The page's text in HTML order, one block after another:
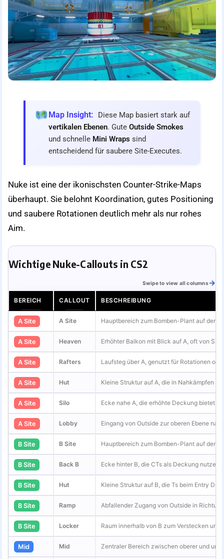
Map Insight:
Diese Map basiert stark auf
vertikalen Ebenen. Gute Outside Smokes
und schnelle Mini Wraps sind
entscheidend für saubere Site-Executes.
Nuke ist eine der ikonischsten Counter-Strike-Maps
überhaupt. Sie belohnt Koordination, gutes Positioning
und saubere Rotationen deutlich mehr als nur rohes
Aim.
Wichtige Nuke-Callouts in CS2
Swipe to view all columns
BEREICH CALLOUT BESCHREIBUNG
A Site A Site Hauptbereich zum Bomben-Plant auf der
A Site Heaven Erhöhter Balkon mit Blick auf A, oft von
A Site Rafters Laufsteg über A, genutzt für Rotationen
A Site Hut Kleine Struktur auf A, die in Nahkämpfen
A Site Silo Ecke nahe A, die erhöhte Deckung bietet.
A Site Lobby Eingang von Outside zur oberen Ebene
B Site B Site Hauptbereich zum Bomben-Plant auf der
B Site Back B Ecke hinter B, die CTs als Deckung nutzen.
B Site Hut Kleine Struktur auf B, die Ts beim Entry
B Site Ramp Abfallender Zugang von Outside in
B Site Locker Raum innerhalb von B zum Verstecken
Mid Mid Zentraler Bereich zwischen oberer und